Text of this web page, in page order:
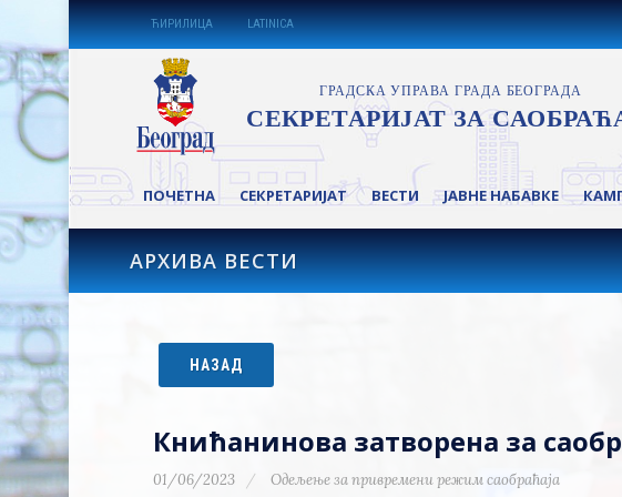
ЋИРИЛИЦА LATINICA
ПОЧЕТНА СЕКРЕТАРИЈАТ ВЕСТИ ЈАВНЕ НАБАВКЕ
АРХИВА ВЕСТИ
НАЗАД
Книћанинова затворена за
01/06/2023 Одељење за привремени режим саобраћаја